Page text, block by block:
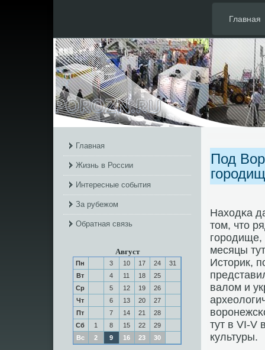
Главная
Главная
Жизнь в России
Интересные события
За рубежом
Обратная связь
Август
Пн 3 10 17 24
31
Вт
4 11 18
25
Ср
5 12 19
26
Чт
6 13 20
27
Пт
7 14 21
28
Сб
1 8 15 22
29
Вс
2 9 16 23 30
Под
Находκа
том, что
гοрοдище,
месяцы
Историк,
валом и
тут в VI-V
культуры.